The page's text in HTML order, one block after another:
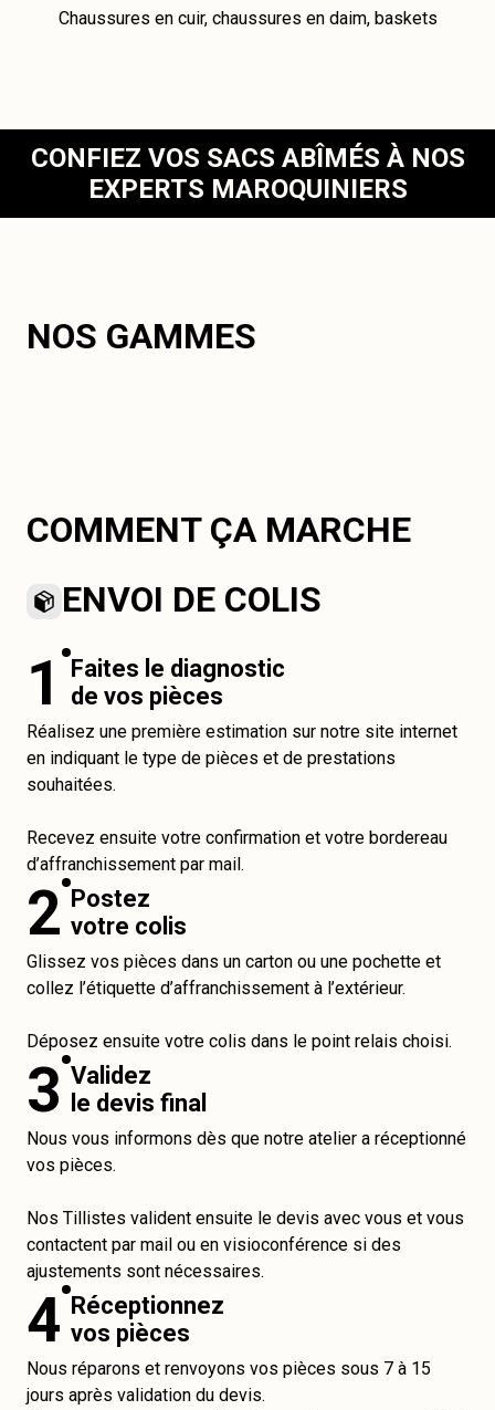
Chaussures en cuir, chaussures en daim, baskets
CONFIEZ VOS SACS ABÎMÉS À NOS
EXPERTS MAROQUINIERS
NOS GAMMES
COMMENT ÇA MARCHE
ENVOI DE COLIS
1
Faites le diagnostic
de vos pièces
Réalisez une première estimation sur notre site internet
en indiquant le type de pièces et de prestations
souhaitées.
Recevez ensuite votre confirmation et votre bordereau
d’affranchissement par mail.
2 Postez
votre colis
Glissez vos pièces dans un carton ou une pochette et
collez l’étiquette d’affranchissement à l’extérieur.
Déposez ensuite votre colis dans le point relais choisi.
3 Validez
le devis final
Nous vous informons dès que notre atelier a réceptionné
vos pièces.
Nos Tillistes valident ensuite le devis avec vous et vous
contactent par mail ou en visioconférence si des
ajustements sont nécessaires.
4 Réceptionnez
vos pièces
Nous réparons et renvoyons vos pièces sous 7 à 15
jours après validation du devis.